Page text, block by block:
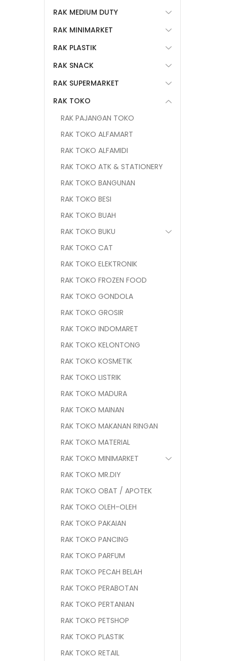
RAK MEDIUM DUTY
RAK MINIMARKET
RAK PLASTIK
RAK SNACK
RAK SUPERMARKET
RAK TOKO
RAK PAJANGAN TOKO
RAK TOKO ALFAMART
RAK TOKO ALFAMIDI
RAK TOKO ATK & STATIONERY
RAK TOKO BANGUNAN
RAK TOKO BESI
RAK TOKO BUAH
RAK TOKO BUKU
RAK TOKO CAT
RAK TOKO ELEKTRONIK
RAK TOKO FROZEN FOOD
RAK TOKO GONDOLA
RAK TOKO GROSIR
RAK TOKO INDOMARET
RAK TOKO KELONTONG
RAK TOKO KOSMETIK
RAK TOKO LISTRIK
RAK TOKO MADURA
RAK TOKO MAINAN
RAK TOKO MAKANAN RINGAN
RAK TOKO MATERIAL
RAK TOKO MINIMARKET
RAK TOKO MR.DIY
RAK TOKO OBAT / APOTEK
RAK TOKO OLEH-OLEH
RAK TOKO PAKAIAN
RAK TOKO PANCING
RAK TOKO PARFUM
RAK TOKO PECAH BELAH
RAK TOKO PERABOTAN
RAK TOKO PERTANIAN
RAK TOKO PETSHOP
RAK TOKO PLASTIK
RAK TOKO RETAIL